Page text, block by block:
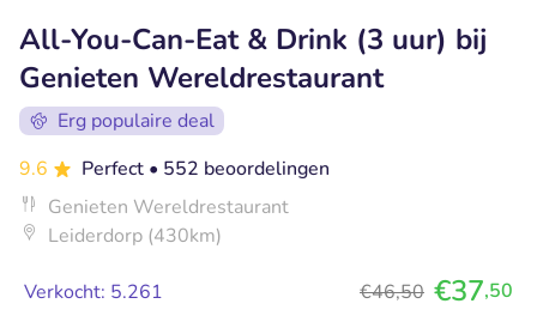
All-You-Can-Eat & Drink (3 uur) bij
Genieten Wereldrestaurant
Erg populaire deal
9.6
Perfect • 552 beoordelingen
Genieten Wereldrestaurant
Leiderdorp (430km)
Verkocht: 5.261 €46,50 €37,50